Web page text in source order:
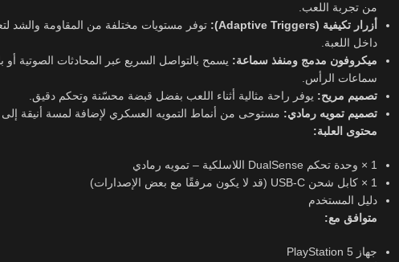
من تجربة اللعب.
أزرار تكيفية (Adaptive Triggers):
توفر مستويات مختلفة من المقاومة والشد
داخل اللعبة.
ميكروفون مدمج ومنفذ سماعة: يسمح بالتواصل السريع عبر المحادثات الصوتية أو
سماعات الرأس.
تصميم مريح: يوفر راحة مثالية أثناء اللعب بفضل قبضة محسّنة وتحكم دقيق.
تصميم تمويه رمادي: مستوحى من أنماط التمويه العسكري لإضافة لمسة أنيقة إلى
محتوى العلبة:
1 × وحدة تحكم DualSense اللاسلكية – تمويه رمادي
1 × كابل شحن USB-C (قد لا يكون مرفقًا مع بعض الإصدارات)
دليل المستخدم
متوافق مع:
جهاز PlayStation 5